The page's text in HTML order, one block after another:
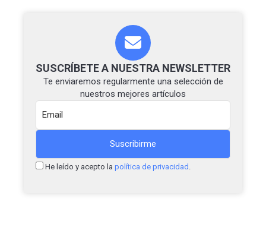
SUSCRÍBETE A NUESTRA NEWSLETTER
Te enviaremos regularmente una selección de
nuestros mejores artículos
He leído y acepto la política de privacidad